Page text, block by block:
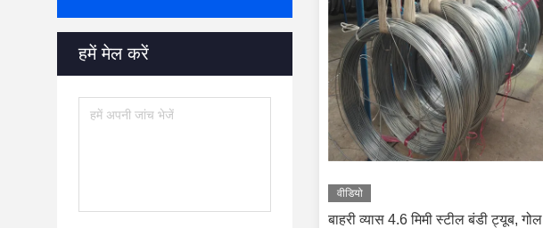
हमें मेल करें
वीडियो
बाहरी व्यास 4.6 मिमी स्टील बंडी ट्यूब, गोल